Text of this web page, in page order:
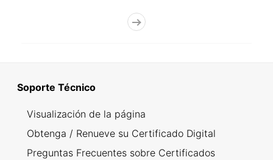
Soporte Técnico
Visualización de la página
Obtenga / Renueve su Certificado Digital
Preguntas Frecuentes sobre Certificados